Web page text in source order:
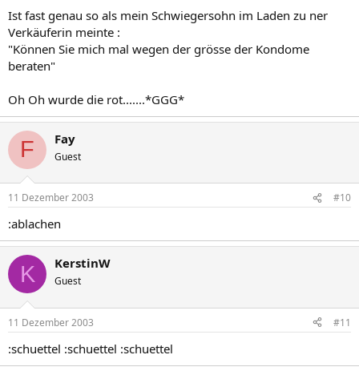
Ist fast genau so als mein Schwiegersohn im Laden zu ner
Verkäuferin meinte :
"Können Sie mich mal wegen der grösse der Kondome
beraten"
Oh Oh wurde die rot.......*GGG*
F Fay
Guest
11 Dezember 2003 #10
:ablachen
K KerstinW
Guest
11 Dezember 2003 #11
:schuettel :schuettel :schuettel